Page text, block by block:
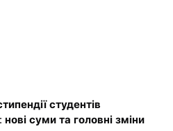
студентів
суми та головні зміни